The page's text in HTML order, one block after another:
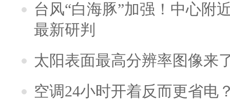
台风“白海豚”加强！中心附
最新研判
太阳表面最高分辨率图像来
空调24小时开着反而更省电